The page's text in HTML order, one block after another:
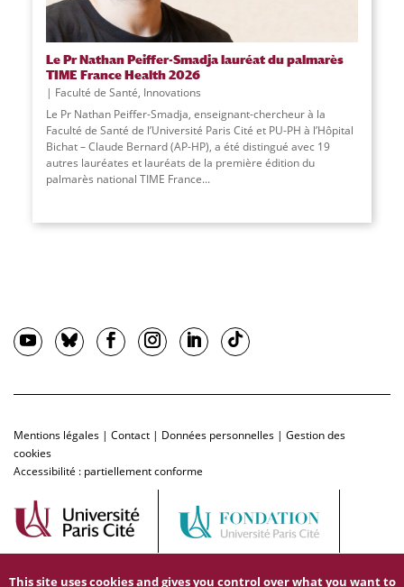
Le Pr Nathan Peiffer-Smadja lauréat du palmarès
TIME France Health 2026
Faculté de Santé, Innovations
Le Pr Nathan Peiffer-Smadja, enseignant-chercheur à la
Faculté de Santé de l’Université Paris Cité et PU-PH à l’Hôpital
Bichat – Claude Bernard (AP-HP), a été distingué avec 19
autres lauréates et lauréats de la première édition du
palmarès national TIME France...
Mentions légales | Contact | Données personnelles | Gestion des
cookies
Accessibilité : partiellement conforme
This site uses cookies and gives you control over what you want to